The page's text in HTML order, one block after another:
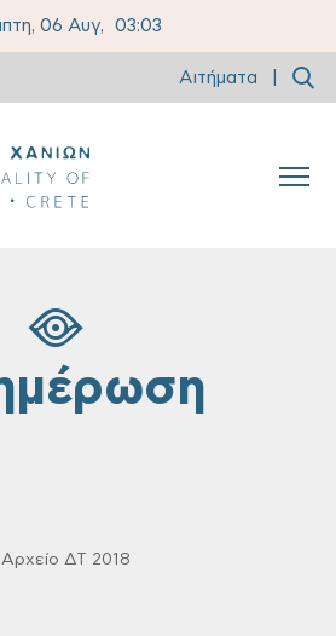
06 Αυγ, 03:03
Αιτήματα
Αρχείο ΔΤ 2018